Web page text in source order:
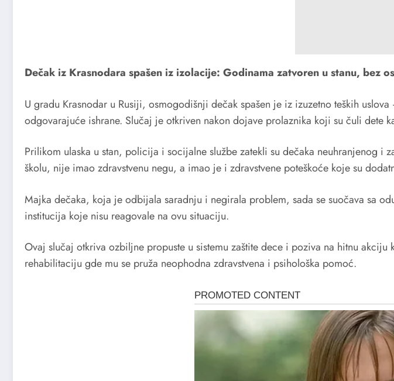
Dečak iz Krasnodara spašen iz izolacije: Godinama zatvoren u stanu, bez
U gradu Krasnodar u Rusiji, osmogodišnji dečak spašen je iz izuzetno teških
odgovarajuće ishrane. Slučaj je otkriven nakon dojave prolaznika koji su čuli dete
Prilikom ulaska u stan, policija i socijalne službe zatekli su dečaka neuhranjenog
školu, nije imao zdravstvenu negu, a imao je i zdravstvene poteškoće koje su
Majka dečaka, koja je odbijala saradnju i negirala problem, sada se suočava sa
institucija koje nisu reagovale na ovu situaciju.
Ovaj slučaj otkriva ozbiljne propuste u sistemu zaštite dece i poziva na hitnu
rehabilitaciju gde mu se pruža neophodna zdravstvena i psihološka pomoć.